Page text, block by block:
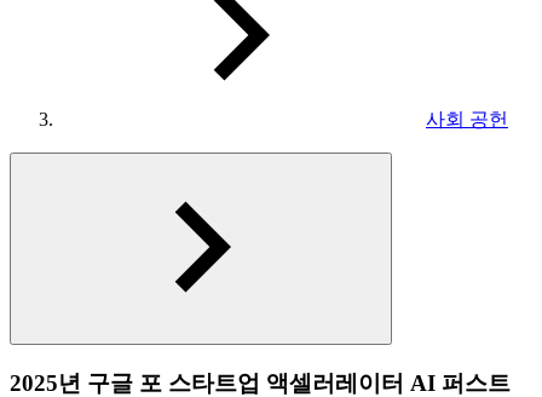
사회 공헌
2025년 구글 포 스타트업 액셀러레이터 AI 퍼스트